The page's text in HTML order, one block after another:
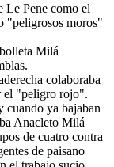
Le Pene como el
"peligrosos moros"
Milá
colaboraba
el "peligro rojo".
cuando ya bajaban
Anacleto Milá
de cuatro contra
de paisano